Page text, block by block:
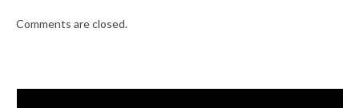
Comments are closed.